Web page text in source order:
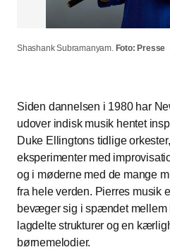
Shashank Subramanyam. Foto: Presse
Pierre Dørge.Foto: Anne Marie Sørensen
Pierre Dørge & New Jungle Orchestra.
Siden dannelsen i 1980 har
udover indisk musik hentet
Duke Ellingtons tidlige
eksperimenter med
og i møderne med de mange
fra hele verden. Pierres musik
bevæger sig i spændet mellem
lagdelte strukturer og en
børnemelodier.